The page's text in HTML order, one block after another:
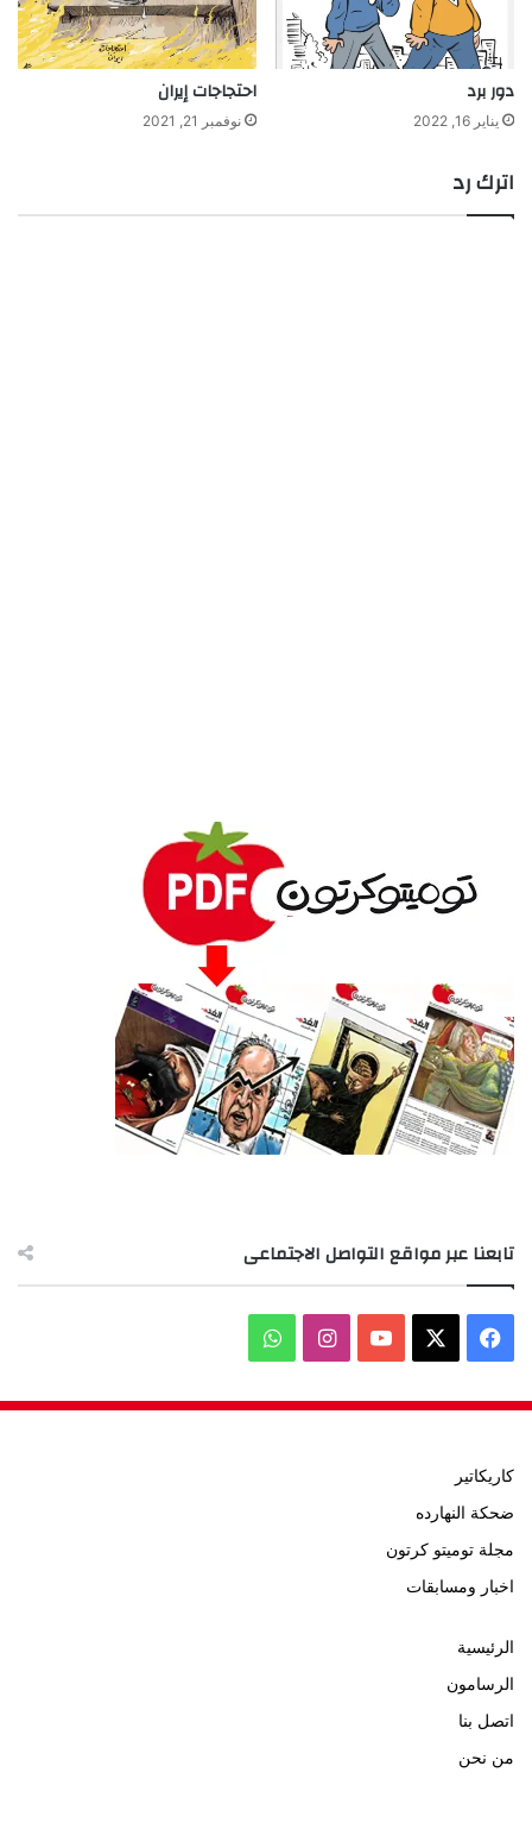
دور برد
يناير 16, 2022
احتجاجات إيران
نوفمبر 21, 2021
اترك رد
تابعنا عبر مواقع التواصل الاجتماعى
فيسبوك ‫YouTubeانستقرامواتساب
كاريكاتير
ضحكة النهارده
مجلة توميتو كرتون
اخبار ومسابقات
الرئيسية
الرسامون
اتصل بنا
من نحن